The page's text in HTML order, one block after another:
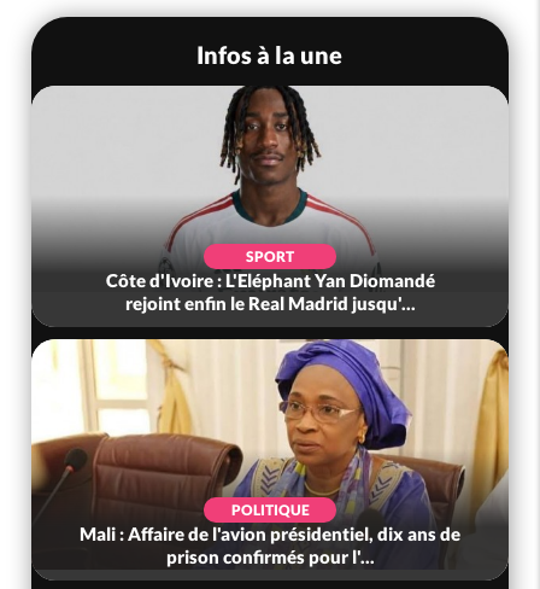
Infos à la une
SPORT
Côte d'Ivoire : L'Eléphant Yan Diomandé
rejoint enfin le Real Madrid jusqu'...
POLITIQUE
Mali : Affaire de l'avion présidentiel, dix ans de
prison confirmés pour l'...